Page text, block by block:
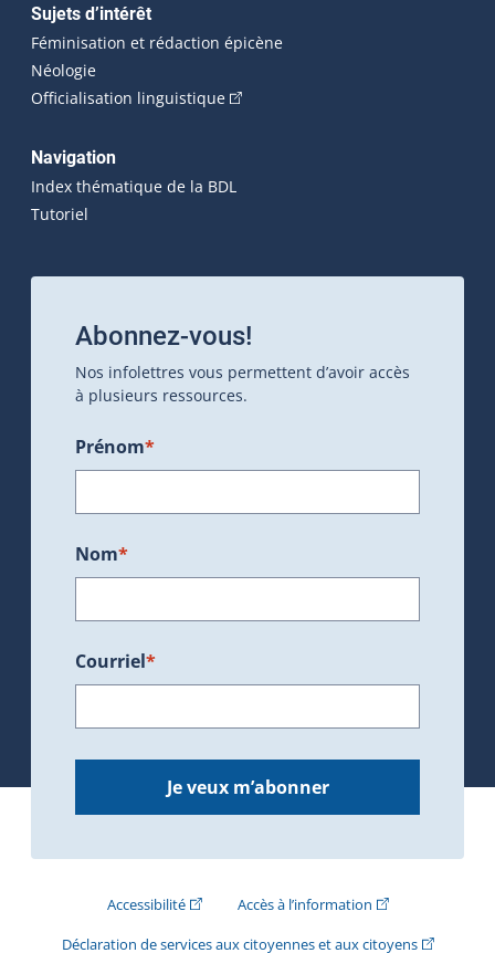
Sujets d’intérêt
Féminisation et rédaction épicène
Néologie
Officialisation linguistique(Cet hyperlien externe s'ouvrira
Navigation
Index thématique de la BDL
Tutoriel
Abonnez-vous!
Nos infolettres vous permettent d’avoir accès
à plusieurs ressources.
Prénom*
Nom*
Courriel*
Je veux m’abonner
Accessibilité(Cet hyperlien externe s'ouvrira dans une
Accès à l’information(Cet hyperlien
Déclaration de services aux citoyennes et aux citoyens(Cet